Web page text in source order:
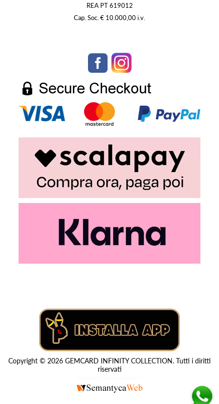
REA PT 619012
Cap. Soc. € 10.000,00 i.v.
Copyright © 2026 GEMCARD INFINITY COLLECTION. Tutti i diritti
riservati